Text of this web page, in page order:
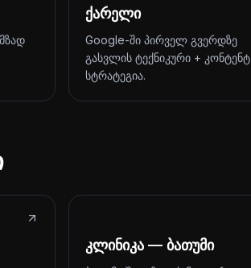
ქარელი
Google-ში პირველ გვერდზე
გასვლის ტექნიკური + კონტენტ
სტრატეგია.
კლინიკა — ბათუმი